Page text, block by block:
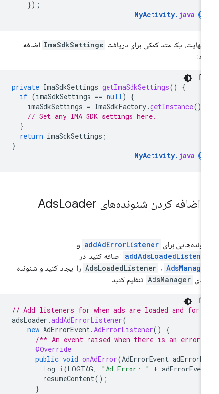
MyActivity.java
نهایت، یک متد کمکی برای دریافت ImaSdkSettings اضافه
private ImaSdkSettings getImaSdkSettings ()
if (imaSdkSettings == null
imaSdkSettings
= ImaSdkFactory.getInstance
// Set any IMA SDK settings here.
return imaSdkSettings
MyActivity.java
اضافه کردن شنونده‌های AdsLoader
برای addAdErrorListener و
اضافه کنید. در
AdsLoadedListener ،
را ایجاد کنید و شنونده
AdsManager تنظیم کنید:
// Add listeners for when ads are loaded and for
adsLoader.addAdErrorListener
new AdErrorEvent.AdErrorListener ()
/** An event raised when there is an error
@Override
public void onAdError(AdErrorEvent
Log.i(LOGTAG, "Ad Error: " +
resumeContent